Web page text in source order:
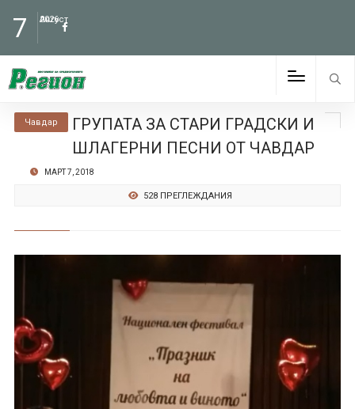
7 Август
2026
Чавдар
ГРУПАТА ЗА СТАРИ ГРАДСКИ И
ШЛАГЕРНИ ПЕСНИ ОТ ЧАВДАР
МАРТ 7, 2018
528 ПРЕГЛЕЖДАНИЯ